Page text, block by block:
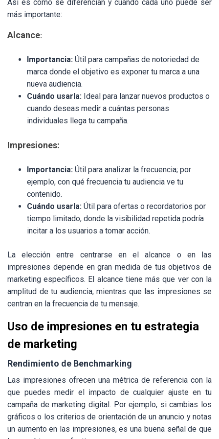
Así es como se diferencian y cuándo cada uno puede ser
más importante:
Alcance:
Importancia: Útil para campañas de notoriedad de
marca donde el objetivo es exponer tu marca a una
nueva audiencia.
Cuándo usarla: Ideal para lanzar nuevos productos o
cuando deseas medir a cuántas personas
individuales llega tu campaña.
Impresiones:
Importancia: Útil para analizar la frecuencia; por
ejemplo, con qué frecuencia tu audiencia ve tu
contenido.
Cuándo usarla: Útil para ofertas o recordatorios por
tiempo limitado, donde la visibilidad repetida podría
incitar a los usuarios a tomar acción.
La elección entre centrarse en el alcance o en las
impresiones depende en gran medida de tus objetivos de
marketing específicos. El alcance tiene más que ver con la
amplitud de tu audiencia, mientras que las impresiones se
centran en la frecuencia de tu mensaje.
Uso de impresiones en tu estrategia
de marketing
Rendimiento de Benchmarking
Las impresiones ofrecen una métrica de referencia con la
que puedes medir el impacto de cualquier ajuste en tu
campaña de marketing digital. Por ejemplo, si cambias los
gráficos o los criterios de orientación de un anuncio y notas
un aumento en las impresiones, es una buena señal de que